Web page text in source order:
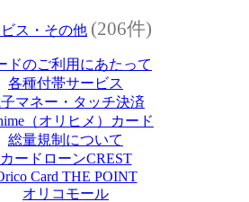
ス・その他 (206件)
ドのご利用にあたって
各種付帯サービス
マネー・タッチ決済
（オリヒメ）カード
総量規制について
カードローンCREST
Card THE POINT
オリコモール